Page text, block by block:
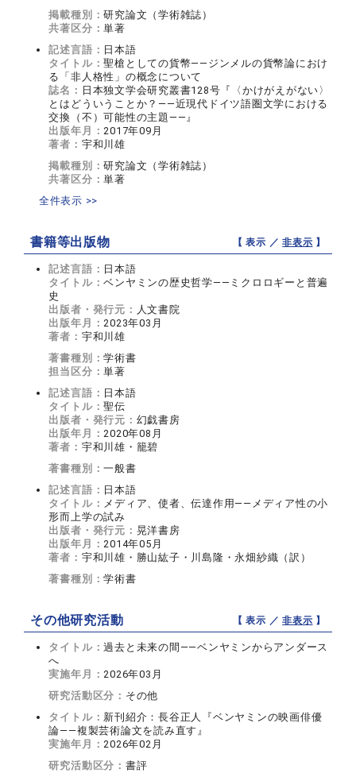
掲載種別：研究論文（学術雑誌）
共著区分：単著
記述言語： 日本語
タイトル：聖槍としての貨幣――ジンメルの貨幣論におけ
る「非人格性」の概念について
誌名： 日本独文学会研究叢書128号『〈かけがえがない〉
とはどういうことか？――近現代ドイツ語圏文学における
交換（不）可能性の主題――』
出版年月：2017年09月
著者： 宇和川雄
掲載種別：研究論文（学術雑誌）
共著区分：単著
全件表示 >>
書籍等出版物 【 表示 ／非表示 】
記述言語： 日本語
タイトル：ベンヤミンの歴史哲学――ミクロロギーと普遍
史
出版者・発行元： 人文書院
出版年月：2023年03月
著者： 宇和川雄
著書種別：学術書
担当区分：単著
記述言語： 日本語
タイトル：聖伝
出版者・発行元： 幻戯書房
出版年月：2020年08月
著者： 宇和川雄・籠碧
著書種別：一般書
記述言語： 日本語
タイトル： メディア、使者、伝達作用――メディア性の小
形而上学の試み
出版者・発行元： 晃洋書房
出版年月：2014年05月
著者： 宇和川雄・勝山紘子・川島隆・永畑紗織（訳）
著書種別：学術書
その他研究活動 【 表示 ／非表示 】
タイトル：過去と未来の間――ベンヤミンからアンダース
へ
実施年月：2026年03月
研究活動区分： その他
タイトル： 新刊紹介：長谷正人『ベンヤミンの映画俳優
論――複製芸術論文を読み直す』
実施年月：2026年02月
研究活動区分： 書評